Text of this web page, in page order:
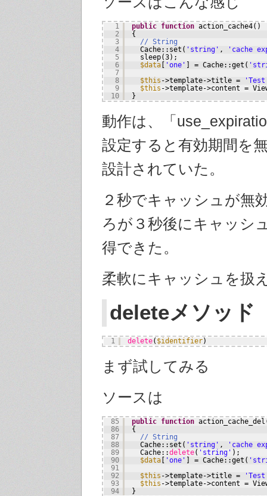
1
2
3
4
5
6
7
8
9
10
public function action_cache4()
{
// String
Cache::set( 'string' ,
'cache
sleep(3);
$data[ 'one' ] = Cache::get(
$this ->template->title =
'Test
$this ->template->content =
}
動作は、「
設定すると有効期間を
設計されていた。
２秒でキャッシュが無
ろが３秒後にキャッシ
得できた。
柔軟にキャッシュを扱
deleteメソッド
1 delete( $identifier)
まず試してみる
ソースは
85
86
87
88
89
90
91
92
93
94
public function
{
// String
Cache::set( 'string' ,
'cache
Cache::delete( 'string' );
$data[ 'one' ] = Cache::get(
$this ->template->title =
'Test
$this ->template->content =
}